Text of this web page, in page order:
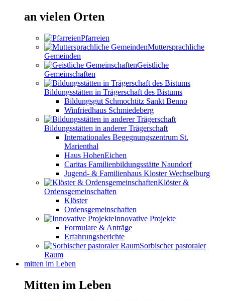
an vielen Orten
Pfarreien
Muttersprachliche
Gemeinden
Geistliche
Gemeinschaften
Bildungsstätten in Trägerschaft des Bistums
Bildungsgut Schmochtitz Sankt Benno
Winfriedhaus Schmiedeberg
Bildungsstätten in anderer Trägerschaft
Internationales Begegnungszentrum St.
Marienthal
Haus HohenEichen
Caritas Familienbildungsstätte Naundorf
Jugend- & Familienhaus Kloster Wechselburg
Klöster &
Ordensgemeinschaften
Klöster
Ordensgemeinschaften
Innovative Projekte
Formulare & Anträge
Erfahrungsberichte
Sorbischer pastoraler
Raum
mitten im Leben
Mitten im Leben